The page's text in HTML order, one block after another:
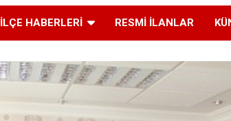
İLÇE HABERLERI RESMI İLANLAR